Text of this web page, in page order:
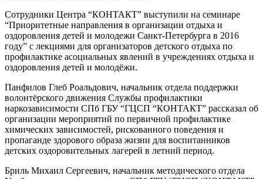
Сотрудники Центра “КОНТАКТ” выступили на семинаре
“Приоритетные направления в организации отдыха и
оздоровления детей и молодежи Санкт-Петербурга в 2016
году” с лекциями для организаторов детского отдыха по
профилактике асоциальных явлений в учреждениях отдыха и
оздоровления детей и молодёжи.
Панфилов Глеб Роальдович, начальник отдела поддержки
волонтёрского движения Службы профилактики
наркозависимости СПб ГБУ “ГЦСП “КОНТАКТ” рассказал об
организации мероприятий по первичной профилактике
химических зависимостей, рискованного поведения и
пропаганде здорового образа жизни для воспитанников
детских оздоровительных лагерей в летний период.
Бриль Михаил Сергеевич, начальник методического отдела